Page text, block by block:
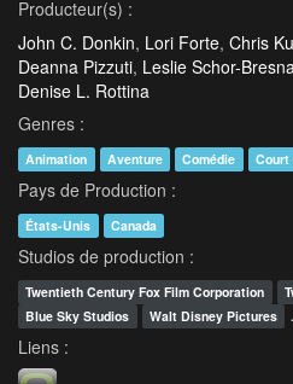
Producteur(s) :
John C. Donkin, Lori Forte, Chris
Deanna Pizzuti, Leslie Schor-
Denise L. Rottina
Genres :
Animation Aventure Comédie Court
Pays de Production :
États-Unis Canada
Studios de production :
Twentieth Century Fox Film Corporation
Blue Sky Studios
Walt Disney Pictures
Liens :